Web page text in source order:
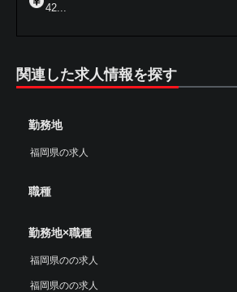
42...
関連した求人情報を探す
勤務地
福岡県の求人
職種
勤務地×職種
福岡県のの求人
福岡県のの求人